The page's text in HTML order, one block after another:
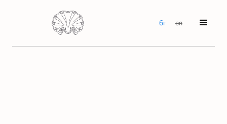
бг en